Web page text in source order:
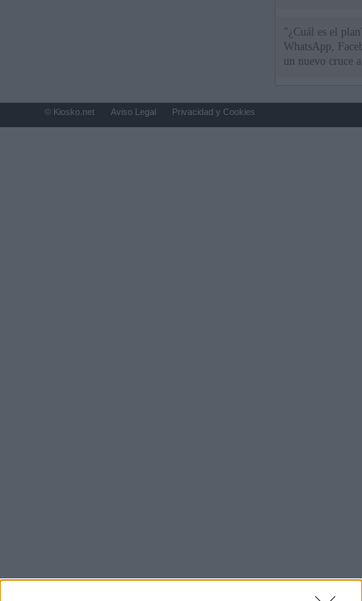
"¿Cuál es el
WhatsApp,
un nuevo cruce
© Kiosko.net Aviso Legal Privacidad y Cookies